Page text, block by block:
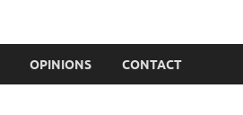
OPINIONS CONTACT